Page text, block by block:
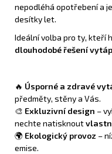
nepodléhá opotřebení a
desítky let.
Ideální volba pro ty, kteří
dlouhodobé řešení
🔥 Úsporné a zdravé
předměty, stěny a Vás.
🎨 Exkluzivní design –
nechte natisknout
🌍 Ekologický provoz –
emise.